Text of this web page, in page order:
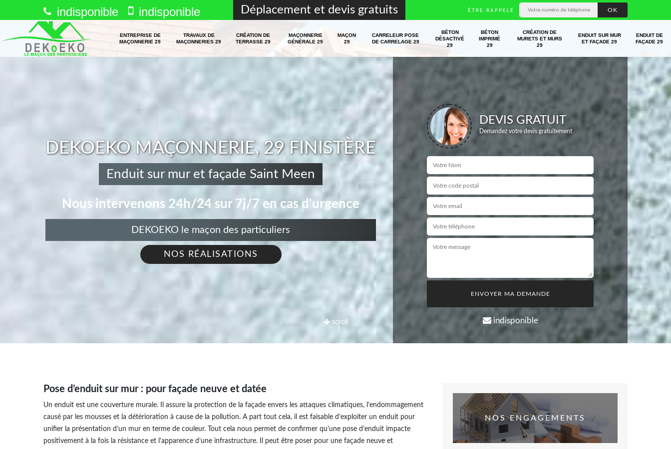
indisponible indisponible Déplacement et devis gratuits ÊTRE RAPPELÉ
ENTREPRISE DE
MAÇONNERIE 29
TRAVAUX DE
MAÇONNERIES 29
CRÉATION DE
TERRASSE 29
MAÇONNERIE
GÉNÉRALE 29
MAÇON
29
CARRELEUR POSE
DE CARRELAGE 29
BÉTON
DÉSACTIVÉ
29
BÉTON
IMPRIMÉ
29
CRÉATION DE
MURETS ET MURS
29
ENDUIT SUR MUR
ET FAÇADE 29
ENDUIT DE
FAÇADE 29
scroll
DEKOEKO MAÇONNERIE, 29 FINISTÈRE
Enduit sur mur et façade Saint Meen
Nous intervenons 24h/24 sur 7j/7 en cas d'urgence
DEKOEKO le maçon des particuliers
NOS RÉALISATIONS
DEVIS GRATUIT
Demandez votre devis gratuitement
indisponible
Pose d’enduit sur mur : pour façade neuve et datée
Un enduit est une couverture murale. Il assure la protection de la façade envers les attaques climatiques, l’endommagement
causé par les mousses et la détérioration à cause de la pollution. A part tout cela, il est faisable d’exploiter un enduit pour
unifier la présentation d’un mur en terme de couleur. Tout cela nous permet de confirmer qu’une pose d’enduit impacte
positivement à la fois la résistance et l’apparence d’une infrastructure. Il peut être poser pour une façade neuve et
NOS ENGAGEMENTS